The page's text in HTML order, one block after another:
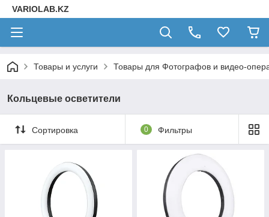
VARIOLAB.KZ
Товары и услуги Товары для Фотографов и видео-
Кольцевые осветители
Сортировка 0 Фильтры